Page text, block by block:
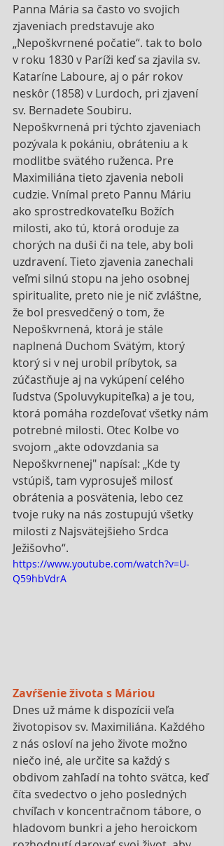
Panna Mária sa často vo svojich
zjaveniach predstavuje ako
„Nepoškvrnené počatie“. tak to bolo
v roku 1830 v Paríži keď sa zjavila sv.
Kataríne Laboure, aj o pár rokov
neskôr (1858) v Lurdoch, pri zjavení
sv. Bernadete Soubiru.
Nepoškvrnená pri týchto zjaveniach
pozývala k pokániu, obráteniu a k
modlitbe svätého ruženca. Pre
Maximiliána tieto zjavenia neboli
cudzie. Vnímal preto Pannu Máriu
ako sprostredkovateľku Božích
milosti, ako tú, ktorá oroduje za
chorých na duši či na tele, aby boli
uzdravení. Tieto zjavenia zanechali
veľmi silnú stopu na jeho osobnej
spiritualite, preto nie je nič zvláštne,
že bol presvedčený o tom, že
Nepoškvrnená, ktorá je stále
naplnená Duchom Svätým, ktorý
ktorý si v nej urobil príbytok, sa
zúčastňuje aj na vykúpení celého
ľudstva (Spoluvykupiteľka) a je tou,
ktorá pomáha rozdeľovať všetky nám
potrebné milosti. Otec Kolbe vo
svojom „akte odovzdania sa
Nepoškvrnenej" napísal: „Kde ty
vstúpiš, tam vyprosuješ milosť
obrátenia a posvätenia, lebo cez
tvoje ruky na nás zostupujú všetky
milosti z Najsvätejšieho Srdca
Ježišovho“.
https://www.youtube.com/watch?v=U-
Q59hbVdrA
Zavŕšenie života s Máriou
Dnes už máme k dispozícii veľa
životopisov sv. Maximiliána. Každého
z nás osloví na jeho živote možno
niečo iné, ale určite sa každý s
obdivom zahľadí na tohto svätca, keď
číta svedectvo o jeho posledných
chvíľach v koncentračnom tábore, o
hladovom bunkri a jeho heroickom